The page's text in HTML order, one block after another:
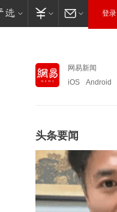
登录
网易新闻
iOS
Android
头条要闻